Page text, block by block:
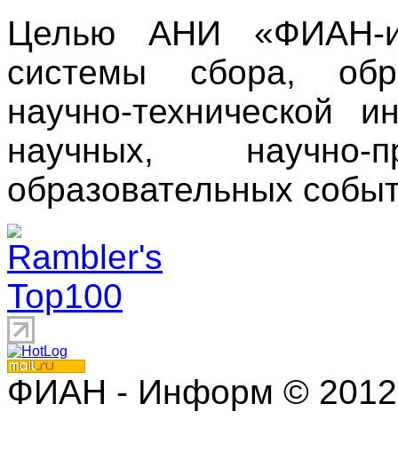
Целью АНИ «ФИАН-
системы сбора,
научно-технической
научных,
образовательных
ФИАН - Информ © 2012